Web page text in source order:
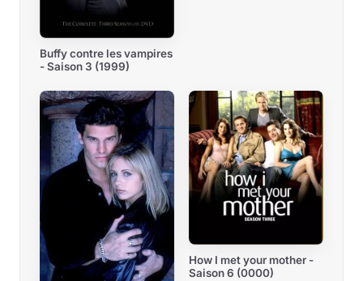
Buffy contre les vampires
- Saison 3 (1999)
How I met your mother -
Saison 6 (0000)